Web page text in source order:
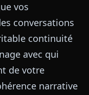
vos
conversations
continuité
avec qui
de votre
narrative